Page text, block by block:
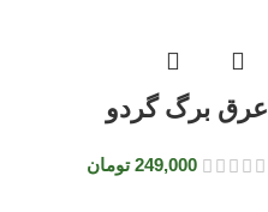
عرق برگ گردو
249,000 تومان